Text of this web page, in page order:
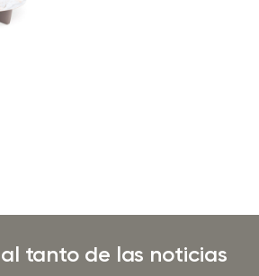
tanto de las noticias